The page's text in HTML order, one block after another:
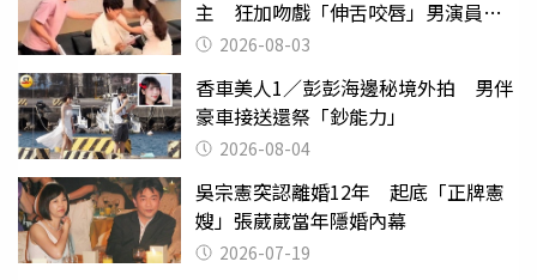
主 狂加吻戲「伸舌咬唇」男演員崩
潰 2026-08-03
香車美人1／彭彭海邊秘境外拍 男伴
豪車接送還祭「鈔能力」
2026-08-04
吳宗憲突認離婚12年 起底「正牌憲
嫂」張葳葳當年隱婚內幕
2026-07-19